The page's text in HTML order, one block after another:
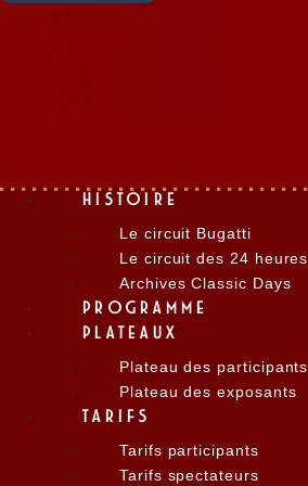
HISTOIRE
Le circuit Bugatti
Le circuit des 24 heures
Archives Classic Days
PROGRAMME
PLATEAUX
Plateau des participants
Plateau des exposants
TARIFS
Tarifs participants
Tarifs spectateurs